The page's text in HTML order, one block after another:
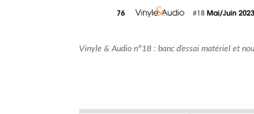
Vinyle & Audio n°18 : banc d’essai matériel et